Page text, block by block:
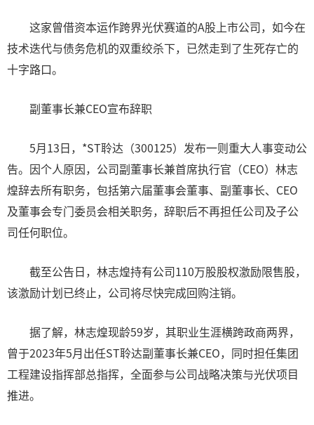
这家曾借资本运作跨界光伏赛道的A股上市公司，如今在
技术迭代与债务危机的双重绞杀下，已然走到了生死存亡的
十字路口。
副董事长兼CEO宣布辞职
5月13日，*ST聆达（300125）发布一则重大人事变动公
告。因个人原因，公司副董事长兼首席执行官（CEO）林志
煌辞去所有职务，包括第六届董事会董事、副董事长、CEO
及董事会专门委员会相关职务，辞职后不再担任公司及子公
司任何职位。
截至公告日，林志煌持有公司110万股股权激励限售股，
该激励计划已终止，公司将尽快完成回购注销。
据了解，林志煌现龄59岁，其职业生涯横跨政商两界，
曾于2023年5月出任ST聆达副董事长兼CEO，同时担任集团
工程建设指挥部总指挥，全面参与公司战略决策与光伏项目
推进。